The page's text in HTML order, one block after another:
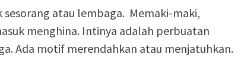
atau lembaga. Memaki-maki,
menghina. Intinya adalah perbuatan
Ada motif merendahkan atau menjatuhkan.